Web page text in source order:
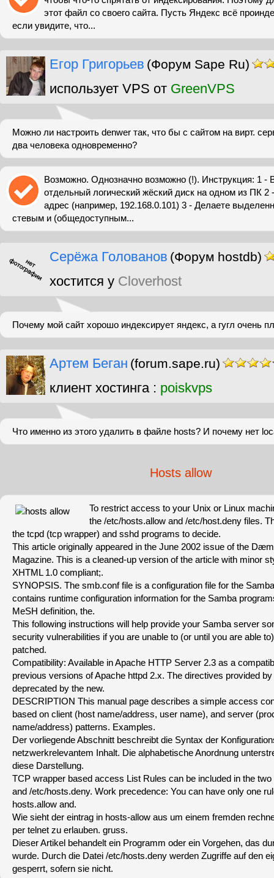
этот файл со своего сайта. Пусть Яндекс всё
если увидите, что...
Егор Григорьев (Форум Sape Ru)
использует VPS от GreenVPS
Можно ли настроить denwer так, что бы с сайтом на вирт.
два человека одновременно?
Возможно. Однозначно возможно (!). Инструкция: 1 -
отдельный логический жёский диск на одном из ПК 2
адрес (например, 192.168.0.101) 3 - Делаете
стевым и (общедоступным...
Серёжа Голованов (Форум hostdb)
хостится у Cloverhost
Почему мой сайт хорошо индексирует яндекс, а гугл очень
Артем Беган (forum.sape.ru)
клиент хостинга : poiskvps
Что именно из этого удалить в файле hosts? И почему нет
Hosts allow
To restrict access to your Unix or Linux
the /etc/hosts.allow and /etc/host.deny files.
the tcpd (tcp wrapper) and sshd programs to decide.
This article originally appeared in the June 2002 issue of the
Magazine. This is a cleaned-up version of the article with minor
XHTML 1.0 compliant;.
SYNOPSIS. The smb.conf file is a configuration file for the
contains runtime configuration information for the Samba
MeSH definition, the.
This following instructions will help provide your Samba server
security vulnerabilities if you are unable to (or until you are able
patched.
Compatibility: Available in Apache HTTP Server 2.3 as a
previous versions of Apache httpd 2.x. The directives provided
deprecated by the new.
DESCRIPTION This manual page describes a simple access
based on client (host name/address, user name), and server
name/address) patterns. Examples.
Der vorliegende Abschnitt beschreibt die Syntax der
netzwerkrelevantem Inhalt. Die alphabetische Anordnung
diese Darstellung.
TCP wrapper based access List Rules can be included in the
and /etc/hosts.deny. Work precedence: You can have only one
hosts.allow and.
Wie sieht der eintrag in hosts-allow aus um einem fremden
per telnet zu erlauben. gruss.
Dieser Artikel behandelt ein Programm oder ein Vorgehen, das
wurde. Durch die Datei /etc/hosts.deny werden Zugriffe auf den
gesperrt, sofern sie nicht.